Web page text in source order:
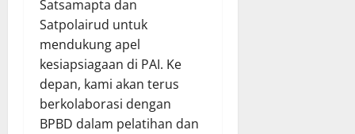
Satsamapta dan
Satpolairud untuk
mendukung apel
kesiapsiagaan di PAI. Ke
depan, kami akan terus
berkolaborasi dengan
BPBD dalam pelatihan dan